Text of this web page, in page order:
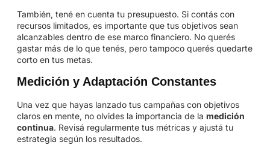
También, tené en cuenta tu presupuesto. Si contás con
recursos limitados, es importante que tus objetivos sean
alcanzables dentro de ese marco financiero. No querés
gastar más de lo que tenés, pero tampoco querés quedarte
corto en tus metas.
Medición y Adaptación Constantes
Una vez que hayas lanzado tus campañas con objetivos
claros en mente, no olvides la importancia de la medición
continua. Revisá regularmente tus métricas y ajustá tu
estrategia según los resultados.